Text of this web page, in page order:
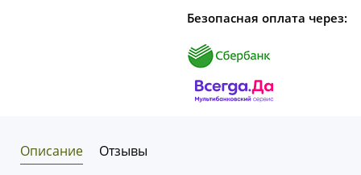
Безопасная оплата через:
Описание Отзывы